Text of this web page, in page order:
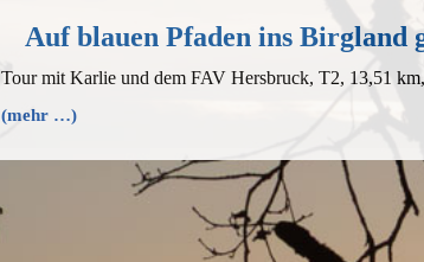
Auf blauen Pfaden ins Birgland
Tour mit Karlie und dem FAV Hersbruck, T2, 13,51
(mehr …)